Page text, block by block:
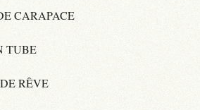
CARAPACE
TUBE
RÊVE